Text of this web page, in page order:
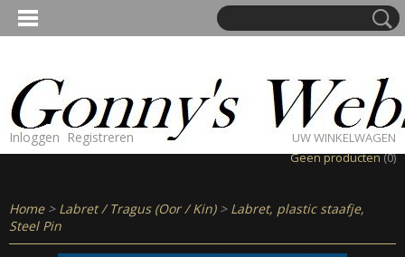
Inloggen Registreren
UW WINKELWAGEN
Geen producten(0)
Home> Labret / Tragus (Oor / Kin)> Labret, plastic staafje,
Steel Pin